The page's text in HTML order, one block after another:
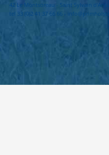
42 Le Montsoreau - Saint Sylvain
tel 33 (0)2 41 37 66 66 -